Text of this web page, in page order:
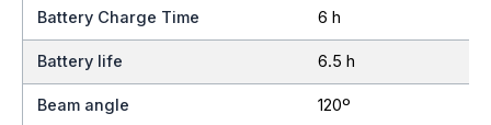
Battery Charge Time 6 h
Battery life 6.5 h
Beam angle 120º